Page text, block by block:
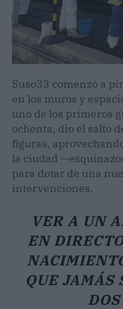
Suso33 comenzó a
en los muros y
uno de los primeros
ochenta, dio el salto
figuras,
la ciudad
para dotar de una
intervenciones.
VER A UN
EN
QUE JAMÁS